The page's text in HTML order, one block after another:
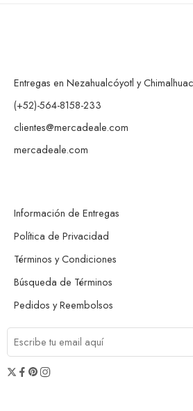
Entregas en Nezahualcóyotl y
(+52)-564-8158-233
clientes@mercadeale.com
mercadeale.com
Información de Entregas
Política de Privacidad
Términos y Condiciones
Búsqueda de Términos
Pedidos y Reembolsos